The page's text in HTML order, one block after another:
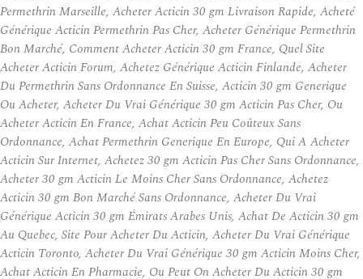
Permethrin Marseille, Acheter Acticin 30 gm Livraison Rapide, Acheté
Générique Acticin Permethrin Pas Cher, Acheter Générique Permethrin
Bon Marché, Comment Acheter Acticin 30 gm France, Quel Site
Acheter Acticin Forum, Achetez Générique Acticin Finlande, Acheter
Du Permethrin Sans Ordonnance En Suisse, Acticin 30 gm Generique
Ou Acheter, Acheter Du Vrai Générique 30 gm Acticin Pas Cher, Ou
Acheter Acticin En France, Achat Acticin Peu Coûteux Sans
Ordonnance, Achat Permethrin Generique En Europe, Qui A Acheter
Acticin Sur Internet, Achetez 30 gm Acticin Pas Cher Sans Ordonnance,
Acheter 30 gm Acticin Le Moins Cher Sans Ordonnance, Achetez
Acticin 30 gm Bon Marché Sans Ordonnance, Acheter Du Vrai
Générique Acticin 30 gm Émirats Arabes Unis, Achat De Acticin 30 gm
Au Quebec, Site Pour Acheter Du Acticin, Acheter Du Vrai Générique
Acticin Toronto, Acheter Du Vrai Générique 30 gm Acticin Moins Cher,
Achat Acticin En Pharmacie, Ou Peut On Acheter Du Acticin 30 gm